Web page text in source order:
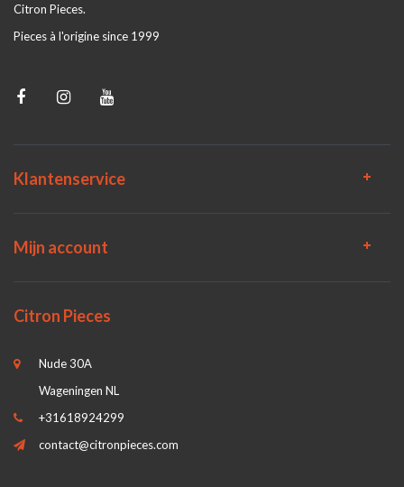
Citron Pieces.
Pieces à l'origine since 1999
Klantenservice
Mijn account
Citron Pieces
Nude 30A
Wageningen NL
+31618924299
contact@citronpieces.com